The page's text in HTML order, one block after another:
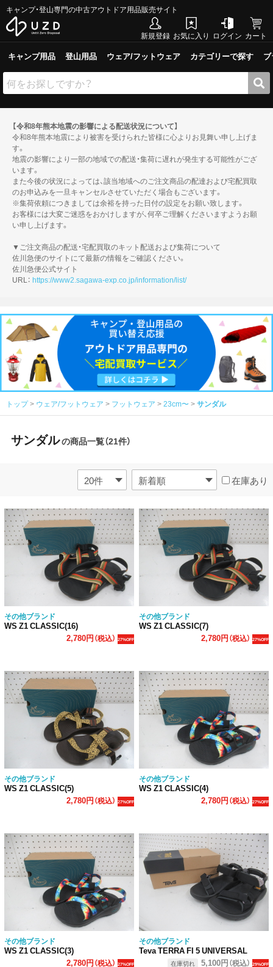
キャンプ・登山専門の中古アウトドア用品販売サイト
新規登録 お気に入り ログイン カート
キャンプ用品 登山用品 ウェア/フットウェア カテゴリーで探す
【令和8年熊本地震の影響による配送状況について】
令和8年熊本地震により被害を受けられた皆様に心よりお見舞い申し上げま
す。
地震の影響により一部の地域での配送・集荷に遅れが発生する可能性がござ
います。
また今後の状況によっては、該当地域へのご注文商品の配達および宅配買取
のお申込みを一旦キャンセルさせていただく場合もございます。
※集荷依頼につきましては余裕を持った日付の設定をお願い致します。
お客様には大変ご迷惑をおかけしますが、何卒ご理解くださいますようお願
い申し上げます。
▼ご注文商品の配送・宅配買取のキット配送および集荷について
佐川急便のサイトにて最新の情報をご確認ください。
佐川急便公式サイト
URL： https://www2.sagawa-exp.co.jp/information/list/
トップ ウェア/フットウェア フットウェア 23cm〜 サンダル
サンダルの商品一覧（21件）
在庫あり
その他ブランド
WS Z1 CLASSIC(16)
2,780円（税込） 27%OFF
その他ブランド
WS Z1 CLASSIC(7)
2,780円（税込） 27%OFF
その他ブランド
WS Z1 CLASSIC(5)
2,780円（税込） 27%OFF
その他ブランド
WS Z1 CLASSIC(4)
2,780円（税込） 27%OFF
その他ブランド
WS Z1 CLASSIC(3)
2,780円（税込） 27%OFF
その他ブランド
Teva TERRA FI 5 UNIVERSAL
在庫切れ 5,100円（税込） 29%OFF